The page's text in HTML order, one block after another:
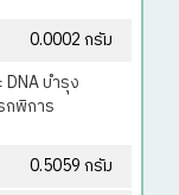
0.0002 กรัม
บำรุง
กพิการ
0.5059 กรัม